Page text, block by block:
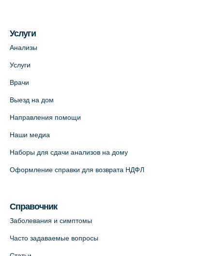
Медицинский центр на пр. Просвещения,
12к2 (официальный партнер)
Медицинский центр "Доктор Семейный"
(официальный партнер),
+7 (812) 664-55-80
На карте
+7 (812) 660-73-69
На карте
Услуги
Анализы
Услуги
Врачи
Выезд на дом
Направления помощи
Наши медиа
Наборы для сдачи анализов на дому
Оформление справки для возврата НДФЛ
Справочник
Заболевания и симптомы
Часто задаваемые вопросы